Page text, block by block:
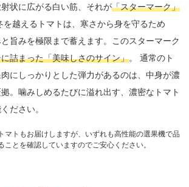
状に広がる白い筋、それが「スターマーク」
を越えるトマトは、寒さから身を守るため
旨みを極限まで蓄えます。このスターマーク
詰まった「美味しさのサイン」。 通常のト
にしっかりとした弾力があるのは、中身が濃
。噛みしめるたびに溢れ出す、濃密なトマト
ださい。
トもお届けしますが、いずれも高性能の選果機で品
ことを確認していますのでご安心ください。